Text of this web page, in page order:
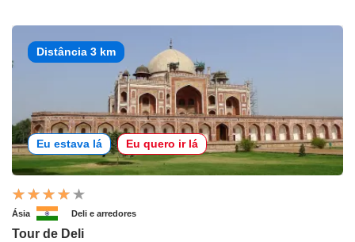
Distância 3 km
Eu estava lá Eu quero ir lá
Ásia Deli e arredores
Tour de Deli